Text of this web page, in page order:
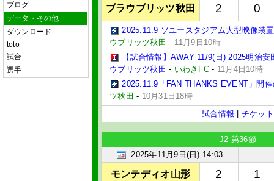
ブログ
データ・その他
ダウンロード
toto
試合
選手
ブラウブリッツ秋田 2 0
2025.11.9 ソユースタジアム大型映像装
ウブリッツ秋田 - 11月9日10時
【試合情報】AWAY 11/9(日) 2025明治
ウブリッツ秋田 - いわきFC - 11月4日10時
2025.11.9「FAN THANKS EVENT」開
ツ秋田 - 10月31日18時
試合情報
チケット
J2 第36節
2025年11月9日(日) 14:03
モンテディオ山形 2 1